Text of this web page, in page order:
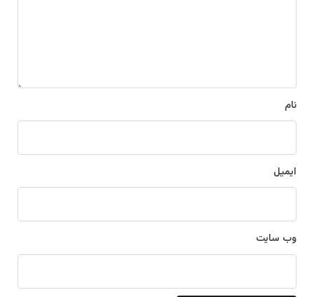
نام
ایمیل
وب‌ سایت